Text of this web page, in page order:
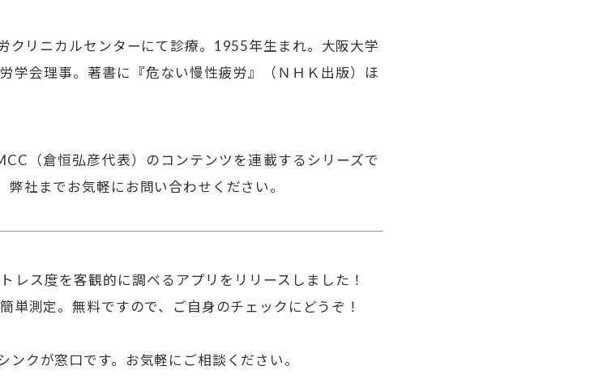
クリニカルセンターにて診療。1955年生まれ。大阪大学
学会理事。著書に『危ない慢性疲労』（ＮＨＫ出版）ほ
（倉恒弘彦代表）のコンテンツを連載するシリーズで
社までお気軽にお問い合わせください。
レス度を客観的に調べるアプリをリリースしました！
単測定。無料ですので、ご自身のチェックにどうぞ！
クが窓口です。お気軽にご相談ください。